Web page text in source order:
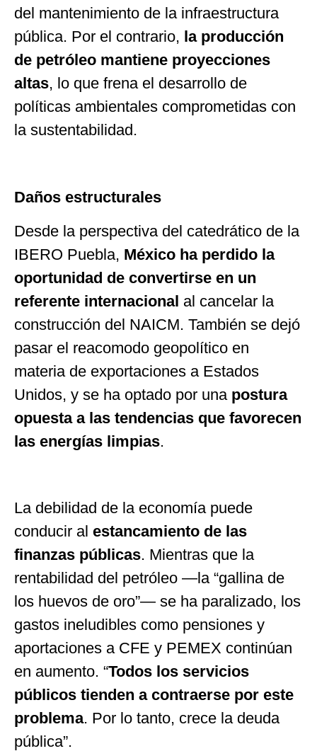
del mantenimiento de la infraestructura
pública. Por el contrario, la producción
de petróleo mantiene proyecciones
altas, lo que frena el desarrollo de
políticas ambientales comprometidas con
la sustentabilidad.
Daños estructurales
Desde la perspectiva del catedrático de la
IBERO Puebla, México ha perdido la
oportunidad de convertirse en un
referente internacional al cancelar la
construcción del NAICM. También se dejó
pasar el reacomodo geopolítico en
materia de exportaciones a Estados
Unidos, y se ha optado por una postura
opuesta a las tendencias que favorecen
las energías limpias.
La debilidad de la economía puede
conducir al estancamiento de las
finanzas públicas. Mientras que la
rentabilidad del petróleo —la “gallina de
los huevos de oro”— se ha paralizado, los
gastos ineludibles como pensiones y
aportaciones a CFE y PEMEX continúan
en aumento. “Todos los servicios
públicos tienden a contraerse por este
problema. Por lo tanto, crece la deuda
pública”.